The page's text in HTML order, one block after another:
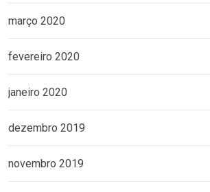
março 2020
fevereiro 2020
janeiro 2020
dezembro 2019
novembro 2019